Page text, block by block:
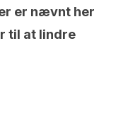
er nævnt her
til at lindre